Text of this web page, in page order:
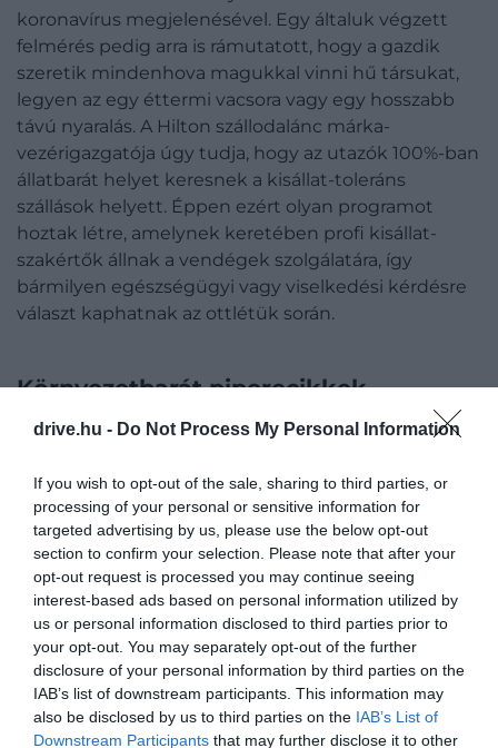
drive.hu - Do Not Process My Personal Information
If you wish to opt-out of the sale, sharing to third parties, or
processing of your personal or sensitive information for
targeted advertising by us, please use the below opt-out
section to confirm your selection. Please note that after your
opt-out request is processed you may continue seeing
interest-based ads based on personal information utilized by
us or personal information disclosed to third parties prior to
your opt-out. You may separately opt-out of the further
disclosure of your personal information by third parties on the
IAB’s list of downstream participants. This information may
also be disclosed by us to third parties on the IAB’s List of
Downstream Participants that may further disclose it to other
koronavírus megjelenésével. Egy általuk végzett
felmérés pedig arra is rámutatott, hogy a gazdik
szeretik mindenhova magukkal vinni hű társukat,
legyen az egy éttermi vacsora vagy egy hosszabb
távú nyaralás. A Hilton szállodalánc márka-
vezérigazgatója úgy tudja, hogy az utazók 100%-ban
állatbarát helyet keresnek a kisállat-toleráns
szállások helyett. Éppen ezért olyan programot
hoztak létre, amelynek keretében profi kisállat-
szakértők állnak a vendégek szolgálatára, így
bármilyen egészségügyi vagy viselkedési kérdésre
választ kaphatnak az ottlétük során.
Környezetbarát piperecikkek
„Itt az idő búcsút venni a miniatűr fürdőszobai
Hotels & Resorts luxusmárkák globális
marketingjéért felelős alelnöke. A szakember szerint
az egész világon minden nagyobb szállásadó
erőfeszítést tesz idén arra, hogy jelentősen
csökkentse az egyszer használatos műanyag-
hulladékokat. Ennek eredményeként idén egyre
több környezetbarát, újratölthető samponos,
hajbalzsamos és testápolós flakon kerül a szobákba,
ami csak azoknak rossz hír, akik rendszerint
hazavitték a szobákból a mini verziókat.